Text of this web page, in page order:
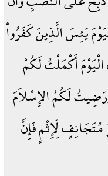
يَئِسَ الَّذِينَ كَفَرُواْ
أَكْمَلْتُ لَكُمْ
لَكُمُ الإِسْلاَمَ
لِّإِثْمٍ فَإِنَّ